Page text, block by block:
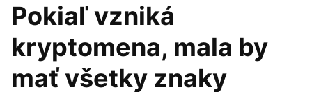
Pokiaľ vzniká
kryptomena, mala by
mať všetky znaky